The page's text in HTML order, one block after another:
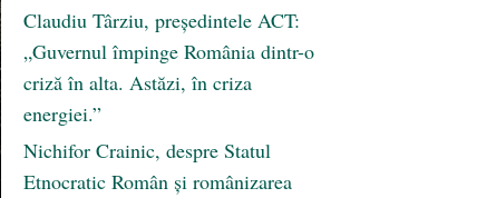
Claudiu Târziu, președintele ACT:
„Guvernul împinge România dintr-o
criză în alta. Astăzi, în criza
energiei.”
Nichifor Crainic, despre Statul
Etnocratic Român şi românizarea